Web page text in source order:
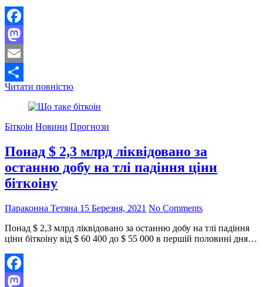
Facebook
Mastodon
Email
Поділитися
Читати повністюСкорочення
балансу
підштовхне
ціну
вгору
Біткоін Новини Прогнози
Понад $ 2,3 млрд ліквідовано за
останню добу на тлі падіння ціни
біткоіну
Параконна Тетяна 15 Березня, 2021 No Comments
Понад $ 2,3 млрд ліквідовано за останню добу на тлі падіння
ціни біткоіну від $ 60 400 до $ 55 000 в першій половині дня…
Facebook